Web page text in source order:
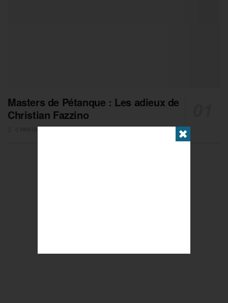
Masters de Pétanque : Les adieux de
Christian Fazzino
0 PARTAGES ✖